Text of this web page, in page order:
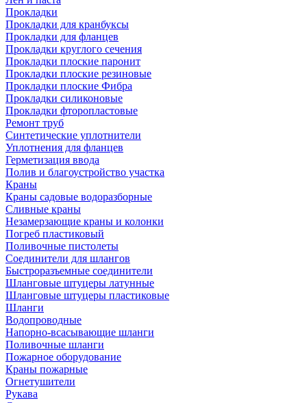
Прокладки
Прокладки для кранбуксы
Прокладки для фланцев
Прокладки круглого сечения
Прокладки плоские паронит
Прокладки плоские резиновые
Прокладки плоские Фибра
Прокладки силиконовые
Прокладки фторопластовые
Ремонт труб
Синтетические уплотнители
Уплотнения для фланцев
Герметизация ввода
Полив и благоустройство участка
Краны
Краны садовые водоразборные
Сливные краны
Незамерзающие краны и колонки
Погреб пластиковый
Поливочные пистолеты
Соединители для шлангов
Быстроразъемные соединители
Шланговые штуцеры латунные
Шланговые штуцеры пластиковые
Шланги
Водопроводные
Напорно-всасывающие шланги
Поливочные шланги
Пожарное оборудование
Краны пожарные
Огнетушители
Рукава